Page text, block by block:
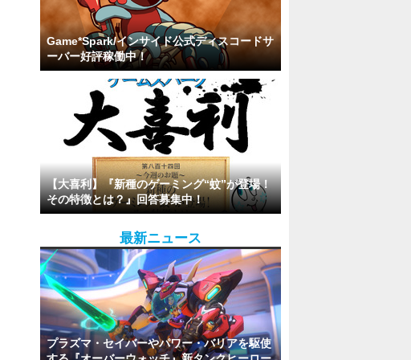
Game*Spark/インサイド公式ディスコードサ
ーバー好評稼働中！
【大喜利】『新種のゲーミング“蚊”が登場！
その特徴とは？』回答募集中！
最新ニュース
プラズマ・セイバーやパワー・バリアを駆使